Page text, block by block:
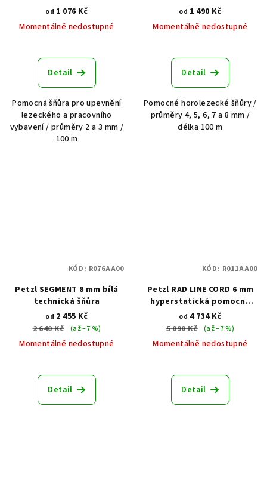
od 1 076 Kč
Momentálně nedostupné
Detail
Pomocná šňůra pro upevnění
lezeckého a pracovního
vybavení / průměry 2 a 3 mm /
100 m
od 1 490 Kč
Momentálně nedostupné
Detail
Pomocné horolezecké šňůry /
průměry 4, 5, 6, 7 a 8 mm /
délka 100 m
Petzl SEGMENT 8 mm bílá
technická šňůra
od 2 455 Kč
2 640 Kč
(až –7 %)
Momentálně nedostupné
Detail
KÓD: R076AA00
Petzl RAD LINE CORD 6 mm
hyperstatická pomocná
šňůra
od 4 734 Kč
5 090 Kč
(až –7 %)
Momentálně nedostupné
Detail
KÓD: R011AA00